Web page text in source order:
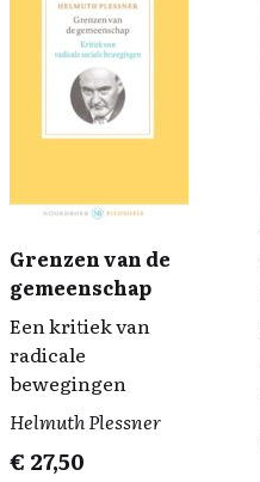
Grenzen van de
gemeenschap
Een kritiek van
radicale
bewegingen
Helmuth Plessner
€ 27,50